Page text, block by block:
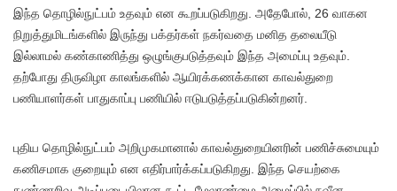
இந்த தொழில்நுட்பம் உதவும் என கூறப்படுகிறது. அதேபோல், 26 வாகன
நிறுத்துமிடங்களில் இருந்து பக்தர்கள் நகர்வதை மனித தலையீடு
இல்லாமல் கண்காணித்து ஒழுங்குபடுத்தவும் இந்த அமைப்பு உதவும்.
தற்போது திருவிழா காலங்களில் ஆயிரக்கணக்கான காவல்துறை
பணியாளர்கள் பாதுகாப்பு பணியில் ஈடுபடுத்தப்படுகின்றனர்.
புதிய தொழில்நுட்பம் அறிமுகமானால் காவல்துறையினரின் பணிச்சுமையும்
கணிசமாக குறையும் என எதிர்பார்க்கப்படுகிறது. இந்த செயற்கை